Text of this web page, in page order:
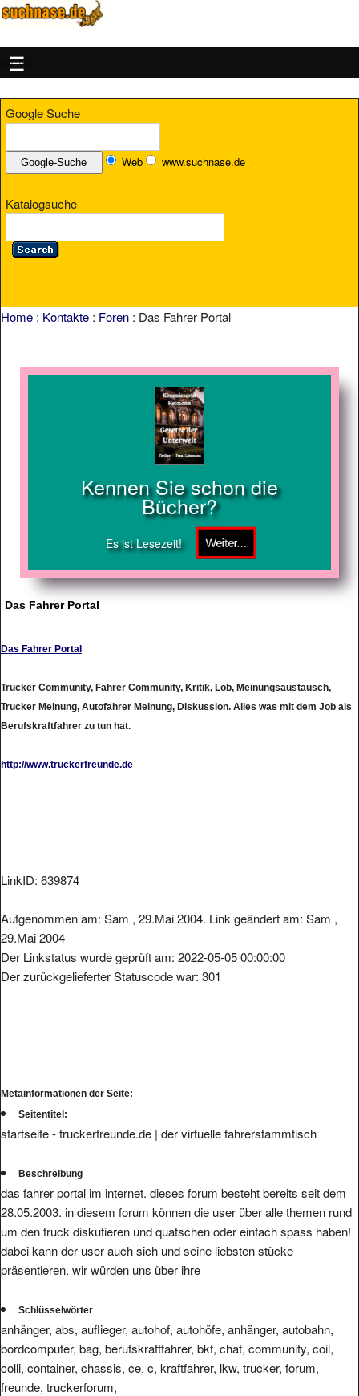
MENU
Google Suche
Web www.suchnase.de
Katalogsuche
Home : Kontakte : Foren : Das Fahrer Portal
Kennen Sie schon die
Bücher?
Es ist Lesezeit!
Das Fahrer Portal
Das Fahrer Portal
Trucker Community, Fahrer Community, Kritik, Lob, Meinungsaustausch,
Trucker Meinung, Autofahrer Meinung, Diskussion. Alles was mit dem Job als
Berufskraftfahrer zu tun hat.
http://www.truckerfreunde.de
LinkID: 639874
Aufgenommen am: Sam , 29.Mai 2004. Link geändert am: Sam ,
29.Mai 2004
Der Linkstatus wurde geprüft am: 2022-05-05 00:00:00
Der zurückgelieferter Statuscode war: 301
Metainformationen der Seite:
Seitentitel:
startseite - truckerfreunde.de | der virtuelle fahrerstammtisch
Beschreibung
das fahrer portal im internet. dieses forum besteht bereits seit dem
28.05.2003. in diesem forum können die user über alle themen rund
um den truck diskutieren und quatschen oder einfach spass haben!
dabei kann der user auch sich und seine liebsten stücke
präsentieren. wir würden uns über ihre
Schlüsselwörter
anhänger, abs, auflieger, autohof, autohöfe, anhänger, autobahn,
bordcomputer, bag, berufskraftfahrer, bkf, chat, community, coil,
colli, container, chassis, ce, c, kraftfahrer, lkw, trucker, forum,
freunde, truckerforum,